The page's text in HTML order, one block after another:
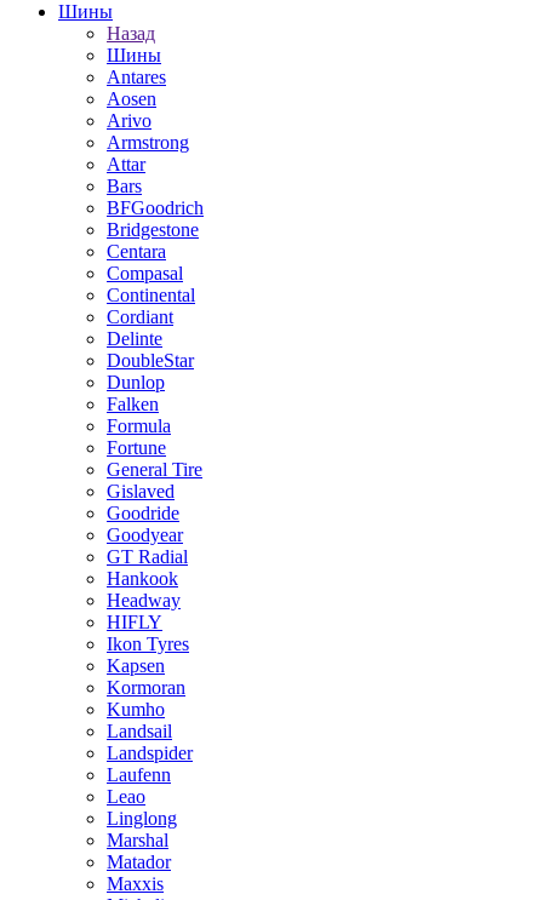
Шины
Назад
Шины
Antares
Aosen
Arivo
Armstrong
Attar
Bars
BFGoodrich
Bridgestone
Centara
Compasal
Continental
Cordiant
Delinte
DoubleStar
Dunlop
Falken
Formula
Fortune
General Tire
Gislaved
Goodride
Goodyear
GT Radial
Hankook
Headway
HIFLY
Ikon Tyres
Kapsen
Kormoran
Kumho
Landsail
Landspider
Laufenn
Leao
Linglong
Marshal
Matador
Maxxis